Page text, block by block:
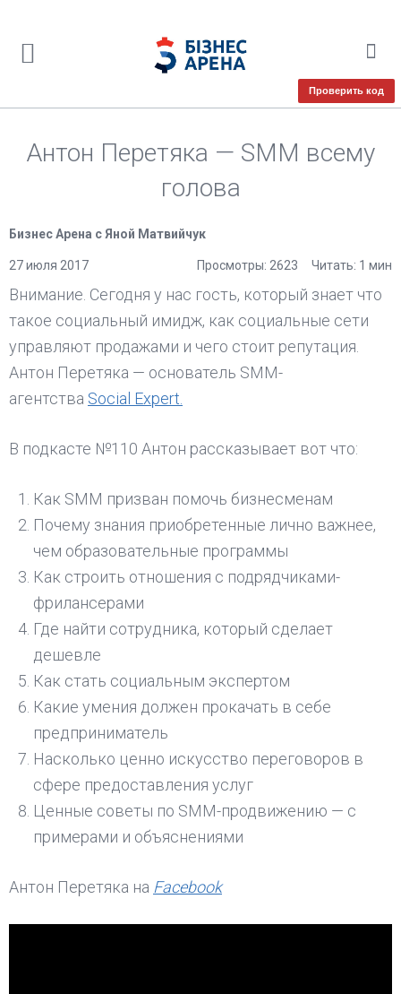
Проверить код
Антон Перетяка — SMM всему
голова
Бизнес Арена с Яной Матвийчук
27 июля 2017 Читать: 1 мин
Просмотры: 2623
Внимание. Сегодня у нас гость, который знает что
такое социальный имидж, как социальные сети
управляют продажами и чего стоит репутация.
Антон Перетяка — основатель SMM-
агентства Social Expert.
В подкасте №110 Антон рассказывает вот что:
Как SMM призван помочь бизнесменам
Почему знания приобретенные лично важнее,
чем образовательные программы
Как строить отношения с подрядчиками-
фрилансерами
Где найти сотрудника, который сделает
дешевле
Как стать социальным экспертом
Какие умения должен прокачать в себе
предприниматель
Насколько ценно искусство переговоров в
cфере предоставления услуг
Ценные советы по SMM-продвижению — с
примерами и объяснениями
Антон Перетяка на Facebook